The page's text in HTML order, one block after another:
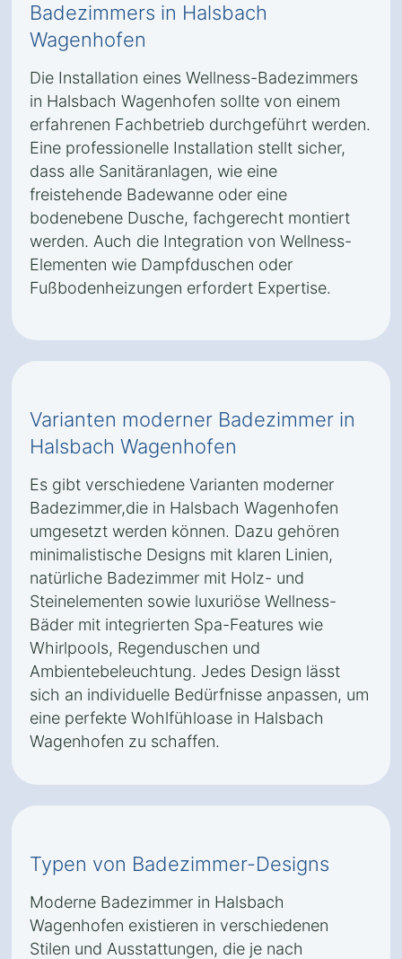
Badezimmers in Halsbach
Wagenhofen
Die Installation eines Wellness-Badezimmers
in Halsbach Wagenhofen sollte von einem
erfahrenen Fachbetrieb durchgeführt werden.
Eine professionelle Installation stellt sicher,
dass alle Sanitäranlagen, wie eine
freistehende Badewanne oder eine
bodenebene Dusche, fachgerecht montiert
werden. Auch die Integration von Wellness-
Elementen wie Dampfduschen oder
Fußbodenheizungen erfordert Expertise.
Varianten moderner Badezimmer in
Halsbach Wagenhofen
Es gibt verschiedene Varianten moderner
Badezimmer,die in Halsbach Wagenhofen
umgesetzt werden können. Dazu gehören
minimalistische Designs mit klaren Linien,
natürliche Badezimmer mit Holz- und
Steinelementen sowie luxuriöse Wellness-
Bäder mit integrierten Spa-Features wie
Whirlpools, Regenduschen und
Ambientebeleuchtung. Jedes Design lässt
sich an individuelle Bedürfnisse anpassen, um
eine perfekte Wohlfühloase in Halsbach
Wagenhofen zu schaffen.
Typen von Badezimmer-Designs
Moderne Badezimmer in Halsbach
Wagenhofen existieren in verschiedenen
Stilen und Ausstattungen, die je nach